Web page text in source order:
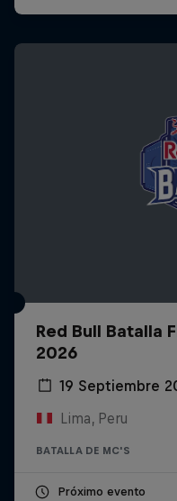
Red Bull Batalla
2026
19 Septiembre
Lima, Peru
BATALLA DE MC'S
Próximo evento